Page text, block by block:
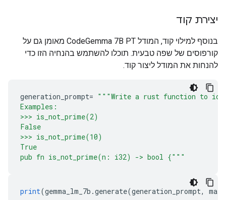
יצירת קוד
בנוסף למילוי קוד, המודל CodeGemma 7B PT מאומן גם על
קורפוסים של שפה טבעית. תוכלו להשתמש בהנחיה הזו כדי
להנחות את המודל ליצור קוד.
generation_prompt= """Write a rust function to
Examples:
>>> is_not_prime(2)
False
>>> is_not_prime(10)
True
pub fn is_not_prime(n: i32) -> bool {"""
print(gemma_lm_7b .generate(generation_prompt,